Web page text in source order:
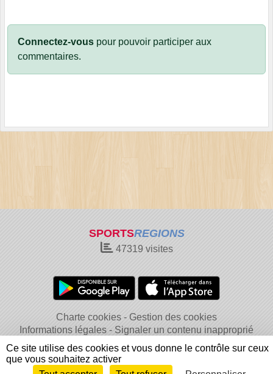
Connectez-vous pour pouvoir participer aux
commentaires.
SPORTSREGIONS
47319 visites
Charte cookies
Gestion des cookies
Informations légales
Signaler un contenu inapproprié
Ce site utilise des cookies et vous donne le contrôle sur ceux
que vous souhaitez activer